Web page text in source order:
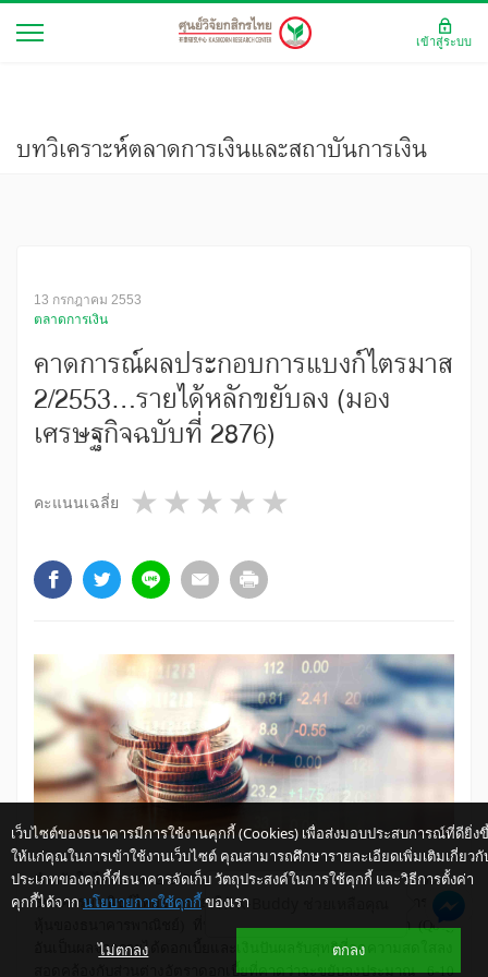
บทวิเคราะห์ตลาดการเงินและสถาบันการเงิน
13 กรกฎาคม 2553
ตลาดการเงิน
คาดการณ์ผลประกอบการแบงก์ไตรมาส
2/2553...รายได้หลักขยับลง (มอง
เศรษฐกิจฉบับที่ 2876)
คะแนนเฉลี่ย 4 stars
3 stars
2 stars
1 star
สำหรับในไตรมาส 2/2553 ศูนย์วิจัยกสิกรไทย คาดการณ์ว่า ระบบ
ธนาคารพาณิชย์ไทยอาจรายงานกำไรสุทธิ (ไม่รวมกำไรจากการขาย
หุ้นของธนาคารพาณิชย์) ที่ปรับตัวลดลงจากไตรมาสก่อนหน้า(QoQ)
อันเป็นผลจากรายได้ดอกเบี้ยและเงินปันผลรับสุทธิที่ลดความสดใสลง
สอดคล้องกับส่วนต่างอัตราดอกเบี้ยที่คาดว่าจะขยับลงประมาณ 6-10
เว็บไซต์ของธนาคารมีการใช้งานคุกกี้ (Cookies) เพื่อส่งมอบประสบการณ์ที่ดียิ่ง
ให้แก่คุณในการเข้าใช้งานเว็บไซต์ คุณสามารถศึกษารายละเอียดเพิ่มเติมเกี่ยวกั
ประเภทของคุกกี้ที่ธนาคารจัดเก็บ วัตถุประสงค์ในการใช้คุกกี้ และวิธีการตั้งค่า
คุกกี้ได้จาก นโยบายการใช้คุกกี้ ของเรา
ไม่ตกลง ตกลง
เข้าสู่ระบบ
ให้ K-Buddy ช่วยเหลือคุณ